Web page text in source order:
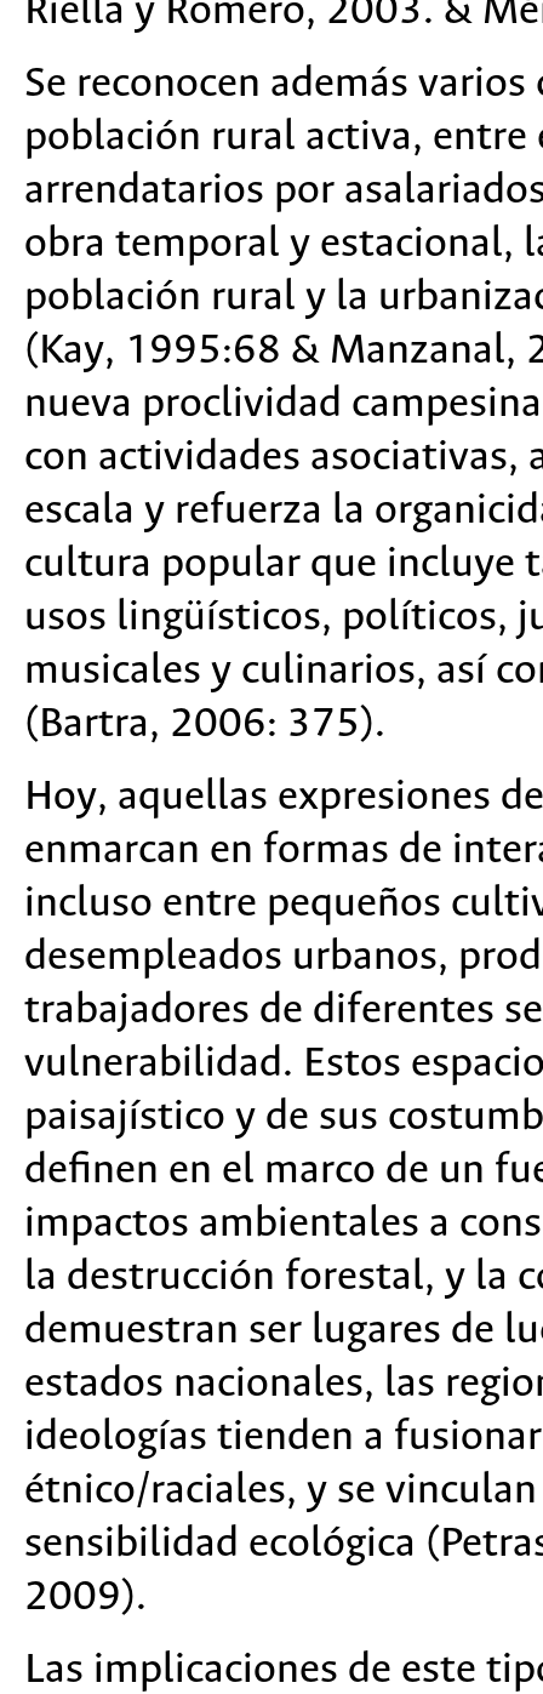
Riella y Romero, 2003. &
Se reconocen además
población rural activa,
arrendatarios por
obra temporal y estacional,
población rural y la
(Kay, 1995:68 & Manzanal,
nueva proclividad
con actividades asociativas,
escala y refuerza la
cultura popular que incluye
usos lingüísticos, políticos,
musicales y culinarios, así
(Bartra, 2006: 375).
Hoy, aquellas expresiones
enmarcan en formas de
incluso entre pequeños
desempleados urbanos,
trabajadores de diferentes
vulnerabilidad. Estos
paisajístico y de sus
definen en el marco de un
impactos ambientales a
la destrucción forestal, y la
demuestran ser lugares de
estados nacionales, las
ideologías tienden a
étnico/raciales, y se
sensibilidad ecológica
2009).
Las implicaciones de este